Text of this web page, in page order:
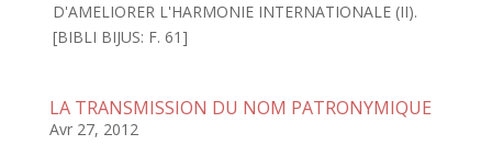
D'AMELIORER L'HARMONIE INTERNATIONALE (II).
[BIBLI BIJUS: F. 61]
LA TRANSMISSION DU NOM PATRONYMIQUE
Avr 27, 2012